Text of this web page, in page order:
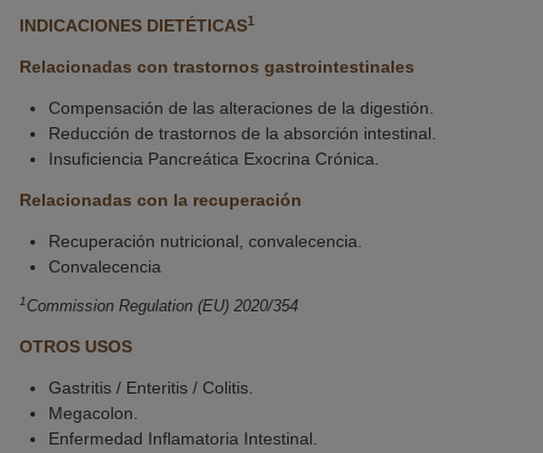
INDICACIONES DIETÉTICAS1
Relacionadas con trastornos gastrointestinales
Compensación de las alteraciones de la digestión.
Reducción de trastornos de la absorción intestinal.
Insuficiencia Pancreática Exocrina Crónica.
Relacionadas con la recuperación
Recuperación nutricional, convalecencia.
Convalecencia
1Commission Regulation (EU) 2020/354
OTROS USOS
Gastritis / Enteritis / Colitis.
Megacolon.
Enfermedad Inflamatoria Intestinal.